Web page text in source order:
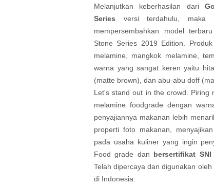
Melanjutkan keberhasilan dari
Series versi terdahulu, maka
mempersembahkan model
Stone Series 2019 Edition.
melamine, mangkok melamine,
warna yang sangat keren yaitu
(matte brown), dan abu-abu doff
Let's stand out in the crowd. Piring
melamine foodgrade dengan
penyajiannya makanan lebih
properti foto makanan,
pada usaha kuliner yang ingin
Food grade dan bersertifikat
Telah dipercaya dan digunakan
di Indonesia.